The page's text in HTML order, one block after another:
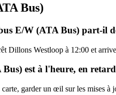
Bus)
E/W (ATA Bus) part-il
Dillons Westloop à 12:00 et
est à l'heure, en
garder un œil sur les mises